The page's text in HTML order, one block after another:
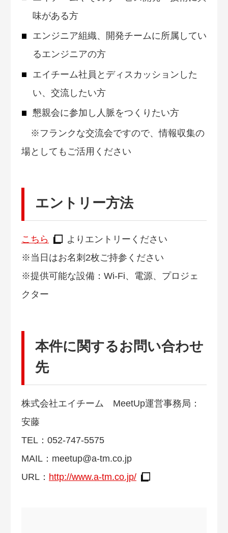
味がある方
エンジニア組織、開発チームに所属してい
るエンジニアの方
エイチーム社員とディスカッションした
い、交流したい方
懇親会に参加し人脈をつくりたい方
※フランクな交流会ですので、情報収集の
場としてもご活用ください
エントリー方法
こちら
よりエントリーください
※当日はお名刺2枚ご持参ください
※提供可能な設備：Wi-Fi、電源、プロジェ
クター
本件に関するお問い合わせ
先
株式会社エイチーム MeetUp運営事務局：
安藤
TEL：052-747-5575
MAIL： meetup@a-tm.co.jp
URL： http://www.a-tm.co.jp/